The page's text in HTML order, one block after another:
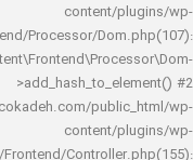
Frontend/Processor/
decokadeh.com/
Frontend/